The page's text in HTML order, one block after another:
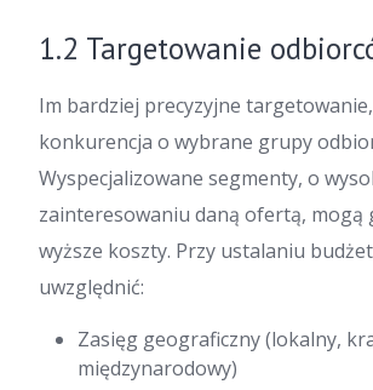
1.2 Targetowanie
Im bardziej precyzyjne
konkurencja o wybrane grupy
Wyspecjalizowane segmenty, o
zainteresowaniu daną ofertą, mogą
wyższe koszty. Przy ustalaniu
uwzględnić:
Zasięg geograficzny (lokalny,
międzynarodowy)